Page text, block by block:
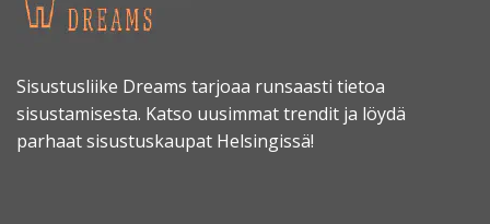
Sisustusliike Dreams tarjoaa runsaasti tietoa
sisustamisesta. Katso uusimmat trendit ja löydä
parhaat sisustuskaupat Helsingissä!